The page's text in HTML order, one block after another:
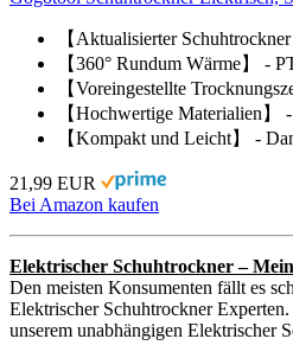
【Aktualisierter
【360° Rundum Wärme】 -
【Voreingestellte
【Hochwertige Materialien】
【Kompakt und Leicht】 -
21,99 EUR
Bei Amazon kaufen
Elektrischer Schuhtrockner –
Den meisten Konsumenten fällt es
Elektrischer Schuhtrockner
unserem unabhängigen Elektrischer